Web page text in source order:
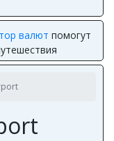
валют помогут